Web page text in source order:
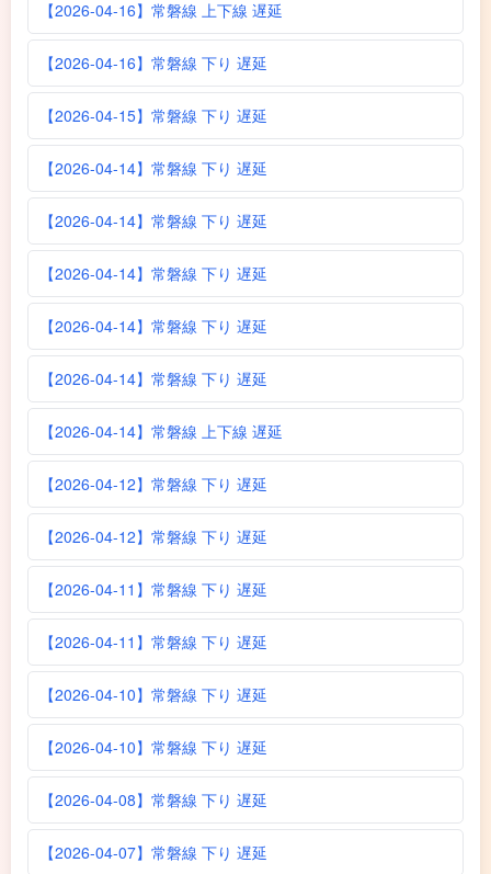
【2026-04-16】常磐線 上下線 遅延
【2026-04-16】常磐線 下り 遅延
【2026-04-15】常磐線 下り 遅延
【2026-04-14】常磐線 下り 遅延
【2026-04-14】常磐線 下り 遅延
【2026-04-14】常磐線 下り 遅延
【2026-04-14】常磐線 下り 遅延
【2026-04-14】常磐線 下り 遅延
【2026-04-14】常磐線 上下線 遅延
【2026-04-12】常磐線 下り 遅延
【2026-04-12】常磐線 下り 遅延
【2026-04-11】常磐線 下り 遅延
【2026-04-11】常磐線 下り 遅延
【2026-04-10】常磐線 下り 遅延
【2026-04-10】常磐線 下り 遅延
【2026-04-08】常磐線 下り 遅延
【2026-04-07】常磐線 下り 遅延